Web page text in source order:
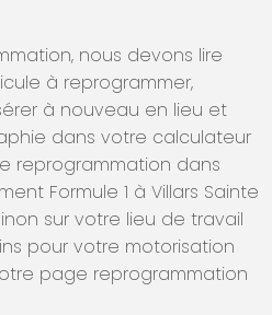
nous devons lire
à reprogrammer,
à nouveau en lieu et
dans votre calculateur
reprogrammation dans
Formule 1 à Villars Sainte
sur votre lieu de travail
pour votre motorisation
page reprogrammation